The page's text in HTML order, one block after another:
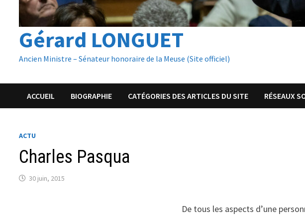
Gérard LONGUET
Ancien Ministre – Sénateur honoraire de la Meuse (Site officiel)
ACCUEIL BIOGRAPHIE CATÉGORIES DES ARTICLES DU SITE RÉSEAUX
ACTU
Charles Pasqua
30 juin, 2015
De tous les aspects d’une